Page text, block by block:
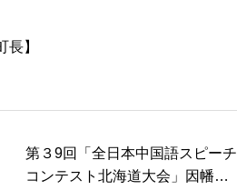
】
第３9回「全日本中国語スピーチ
コンテスト北海道大会」因幡暁